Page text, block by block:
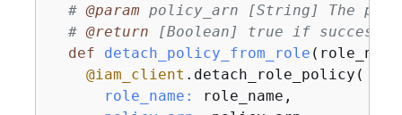
# @param policy_arn [String] The
# @return [Boolean] true if
def
detach_policy_from_role
@iam_client .detach_role_policy(
role_name:
role_name,